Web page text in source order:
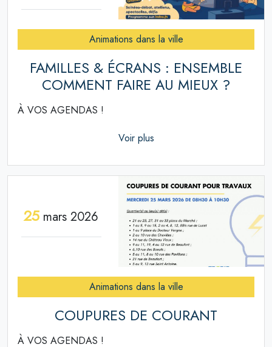
Animations dans la ville
FAMILLES & ÉCRANS : ENSEMBLE
COMMENT FAIRE AU MIEUX ?
À VOS AGENDAS !
Voir plus
25 mars 2026
Animations dans la ville
COUPURES DE COURANT
À VOS AGENDAS !